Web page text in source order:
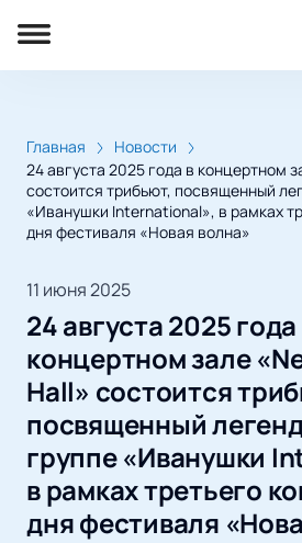
Главная
Новости
24 августа 2025 года в концертном
состоится трибьют, посвященный
«Иванушки International», в рамках
дня фестиваля «Новая волна»
11 июня 2025
24 августа 2025 года
концертном зале
Hall» состоится
посвященный
группе «Иванушки
в рамках третьего
дня фестиваля